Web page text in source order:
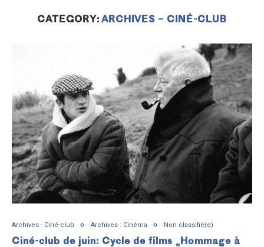
CATEGORY: ARCHIVES – CINÉ-CLUB
Archives - Ciné-club Archives : Cinéma Non classifié(e)
Ciné-club de juin: Cycle de films „Hommage à